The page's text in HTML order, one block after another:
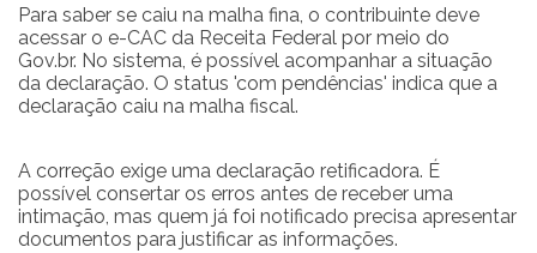
Para saber se caiu na malha fina, o contribuinte deve
acessar o e-CAC da Receita Federal por meio do
Gov.br. No sistema, é possível acompanhar a situação
da declaração. O status 'com pendências' indica que a
declaração caiu na malha fiscal.
A correção exige uma declaração retificadora. É
possível consertar os erros antes de receber uma
intimação, mas quem já foi notificado precisa apresentar
documentos para justificar as informações.